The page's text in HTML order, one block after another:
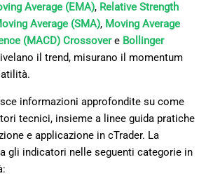
Deutsch
Français
Italiano
Русский
Türkçe
Average (EMA), Relative Strength
Average (SMA), Moving Average
(MACD) Crossovere Bollinger
il trend, misurano il momentum
informazioni approfondite su come
tecnici, insieme a linee guida pratiche
e applicazione in cTrader. La
gli indicatori nelle seguenti categorie in